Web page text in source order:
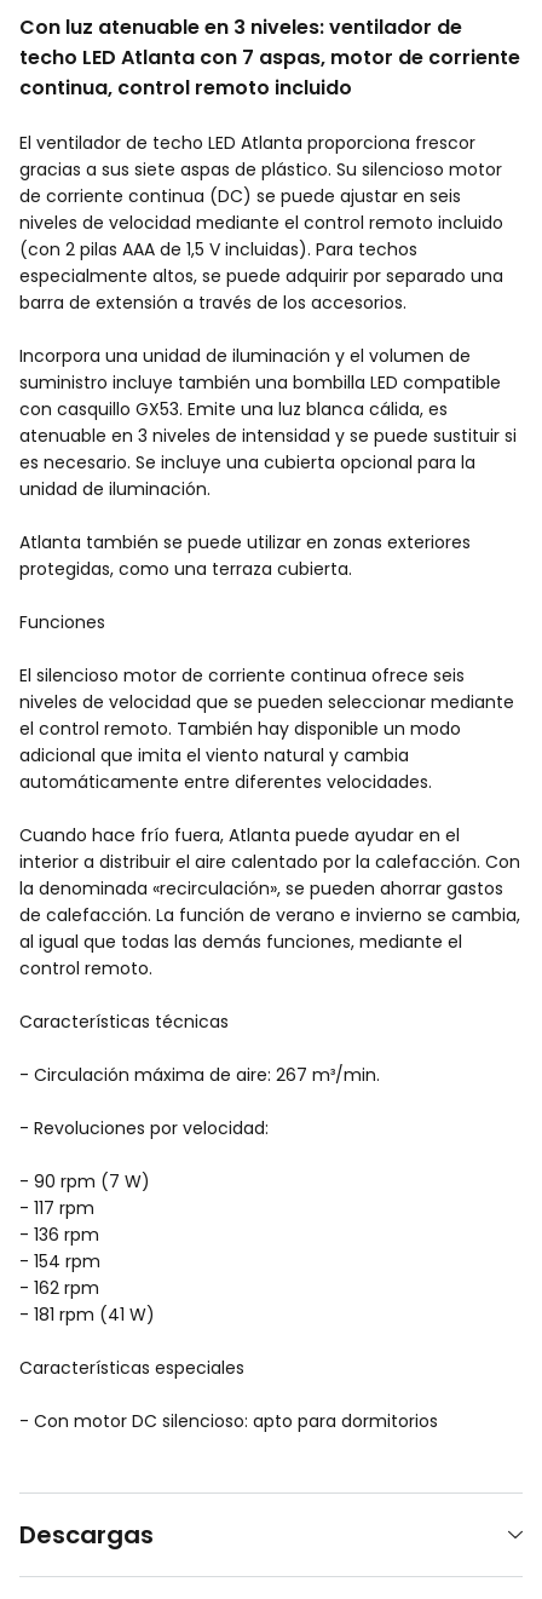
Con luz atenuable en 3 niveles: ventilador de
techo LED Atlanta con 7 aspas, motor de corriente
continua, control remoto incluido
El ventilador de techo LED Atlanta proporciona frescor
gracias a sus siete aspas de plástico. Su silencioso motor
de corriente continua (DC) se puede ajustar en seis
niveles de velocidad mediante el control remoto incluido
(con 2 pilas AAA de 1,5 V incluidas). Para techos
especialmente altos, se puede adquirir por separado una
barra de extensión a través de los accesorios.
Incorpora una unidad de iluminación y el volumen de
suministro incluye también una bombilla LED compatible
con casquillo GX53. Emite una luz blanca cálida, es
atenuable en 3 niveles de intensidad y se puede sustituir si
es necesario. Se incluye una cubierta opcional para la
unidad de iluminación.
Atlanta también se puede utilizar en zonas exteriores
protegidas, como una terraza cubierta.
Funciones
El silencioso motor de corriente continua ofrece seis
niveles de velocidad que se pueden seleccionar mediante
el control remoto. También hay disponible un modo
adicional que imita el viento natural y cambia
automáticamente entre diferentes velocidades.
Cuando hace frío fuera, Atlanta puede ayudar en el
interior a distribuir el aire calentado por la calefacción. Con
la denominada «recirculación», se pueden ahorrar gastos
de calefacción. La función de verano e invierno se cambia,
al igual que todas las demás funciones, mediante el
control remoto.
Características técnicas
- Circulación máxima de aire: 267 m³/min.
- Revoluciones por velocidad:
- 90 rpm (7 W)
- 117 rpm
- 136 rpm
- 154 rpm
- 162 rpm
- 181 rpm (41 W)
Características especiales
- Con motor DC silencioso: apto para dormitorios
Descargas